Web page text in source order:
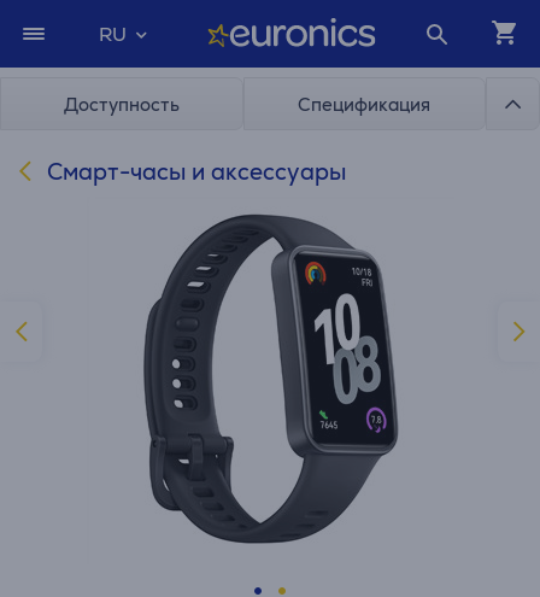
RU
Доступность Спецификация
Cмарт-часы и аксессуары